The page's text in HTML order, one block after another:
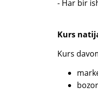
- Har bir
Kurs
Kurs